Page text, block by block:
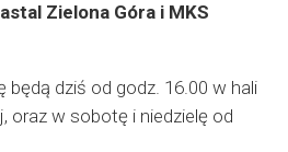
Zielona Góra i MKS
będą dziś od godz. 16.00 w hali
oraz w sobotę i niedzielę od